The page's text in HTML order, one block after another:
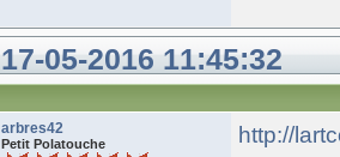
17-05-2016 11:45:32
arbres42
Petit Polatouche http://